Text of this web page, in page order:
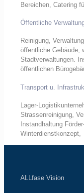
Bereichen, Catering
Öffentliche
Reinigung,
öffentliche Gebäude,
Stadtverwaltungen.
öffentlichen
Transport u.
Lager-
Strassenreinigung,
Instandhaltung
Winterdienstkonzept,
ALLfase Vision